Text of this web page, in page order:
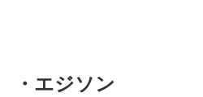
・エジソン